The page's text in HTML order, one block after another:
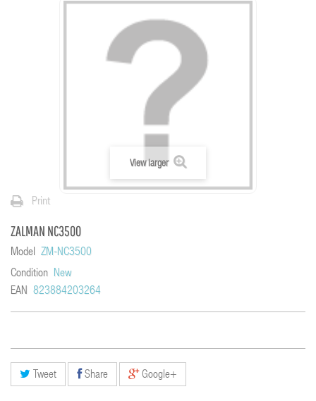
View larger
Print
ZALMAN NC3500
Model ZM-NC3500
Condition New
EAN 823884203264
Tweet Share Google+